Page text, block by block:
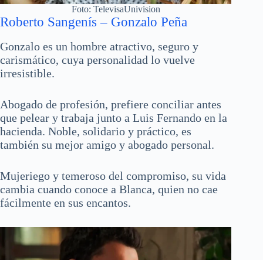
Foto: TelevisaUnivision
Roberto Sangenís – Gonzalo Peña
Gonzalo es un hombre atractivo, seguro y
carismático, cuya personalidad lo vuelve
irresistible.
Abogado de profesión, prefiere conciliar antes
que pelear y trabaja junto a Luis Fernando en la
hacienda. Noble, solidario y práctico, es
también su mejor amigo y abogado personal.
Mujeriego y temeroso del compromiso, su vida
cambia cuando conoce a Blanca, quien no cae
fácilmente en sus encantos.